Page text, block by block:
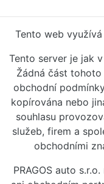
Tento web
Tento server je jak
Žádná část
obchodní
kopírována nebo
souhlasu
služeb, firem a
obchodními
PRAGOS auto